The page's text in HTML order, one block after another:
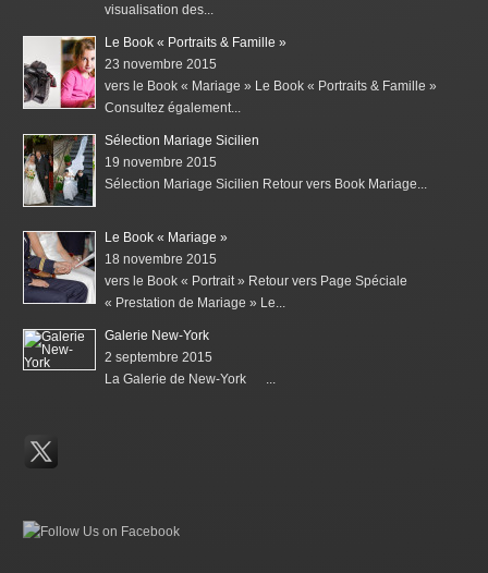
visualisation des...
Le Book « Portraits & Famille »
23 novembre 2015
vers le Book « Mariage » Le Book « Portraits & Famille »
Consultez également...
Sélection Mariage Sicilien
19 novembre 2015
Sélection Mariage Sicilien Retour vers Book Mariage...
Le Book « Mariage »
18 novembre 2015
vers le Book « Portrait » Retour vers Page Spéciale
« Prestation de Mariage » Le...
Galerie New-York
2 septembre 2015
La Galerie de New-York ...